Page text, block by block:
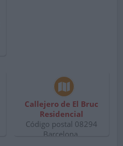
Callejero de El Bruc
Residencial
Código postal 08294
Barcelona.